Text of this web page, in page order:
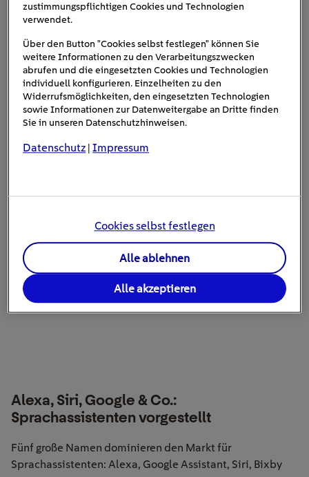
IHR STROM, IHRE ERSPARNISSE
Strom nutzen, wenn er
Bis zu 350 € Bonus sichern
Alexa, Siri, Google & Co.:
Sprachassistenten vorgestellt
Fünf große Namen dominieren den Markt für
Sprachassistenten: Alexa, Google Assistant, Siri, Bixby
zustimmungspflichtigen Cookies und Technologien
verwendet.
Über den Button "Cookies selbst festlegen" können Sie
weitere Informationen zu den Verarbeitungszwecken
abrufen und die eingesetzten Cookies und Technologien
individuell konfigurieren. Einzelheiten zu den
Widerrufsmöglichkeiten, den eingesetzten Technologien
sowie Informationen zur Datenweitergabe an Dritte finden
Sie in unseren Datenschutzhinweisen.
Datenschutz |Impressum
Cookies selbst festlegen
Alle ablehnen
Alle akzeptieren